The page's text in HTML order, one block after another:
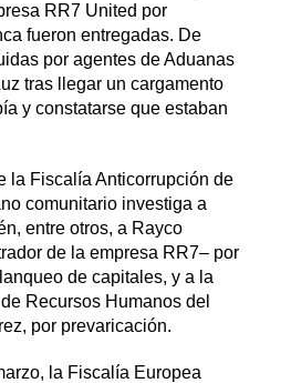
RR7 United por
fueron entregadas. De
por agentes de Aduanas
tras llegar un cargamento
y constatarse que estaban
la Fiscalía Anticorrupción de
comunitario investiga a
entre otros, a Rayco
de la empresa RR7– por
de capitales, y a la
Recursos Humanos del
por prevaricación.
la Fiscalía Europea